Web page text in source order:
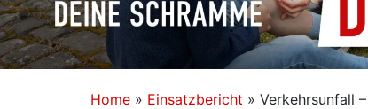
Home » Einsatzbericht » Verkehrsunfall